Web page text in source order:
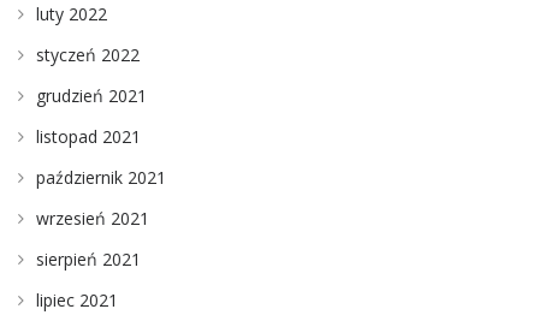
luty 2022
styczeń 2022
grudzień 2021
listopad 2021
październik 2021
wrzesień 2021
sierpień 2021
lipiec 2021